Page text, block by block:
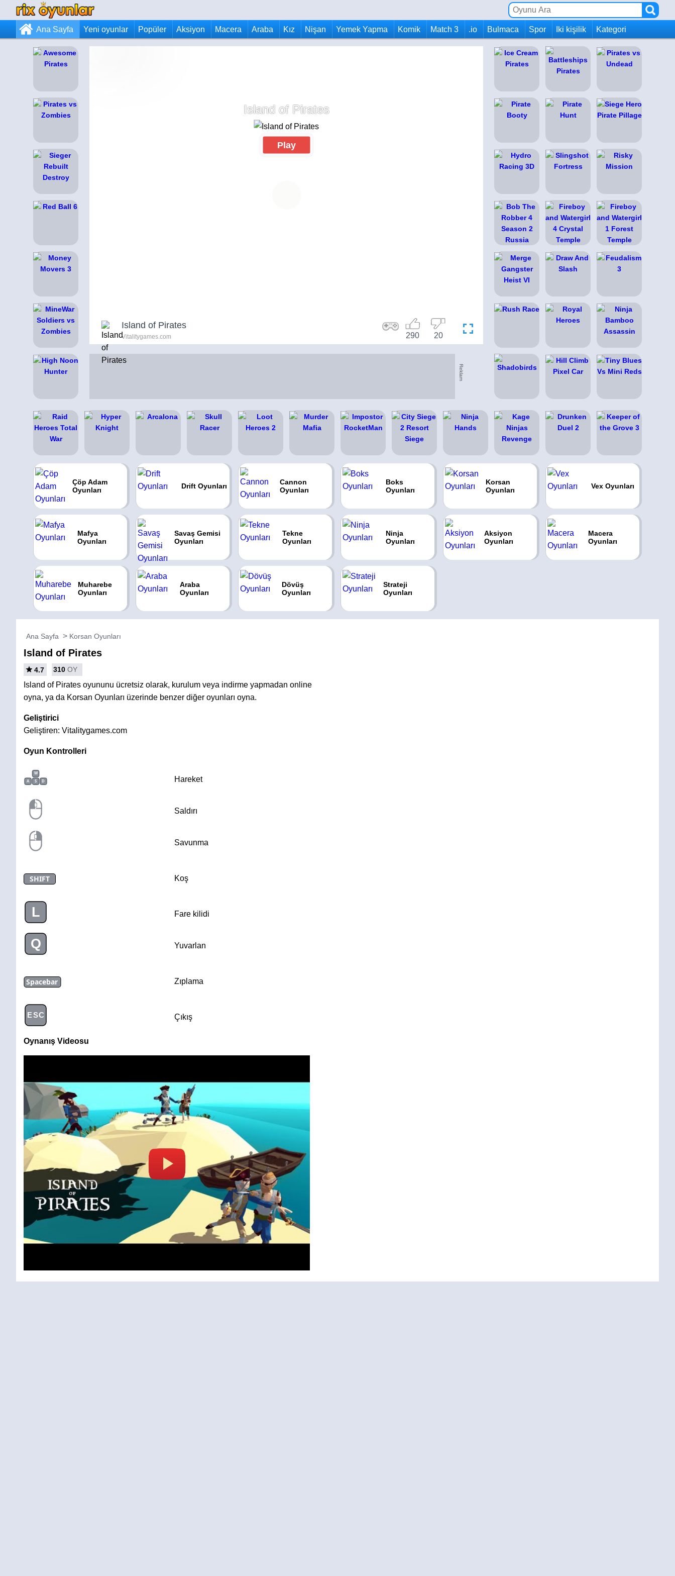
Ana Sayfa Yeni oyunlar Popüler Aksiyon Macera Araba Kız Nişan Yemek Yapma Komik Match 3 .io Bulmaca Spor Iki kişilik Kategori
Island of Pirates
Play
Island of Pirates
Vitalitygames.com 20
290
Reklam
Çöp Adam
Oyunları
Drift Oyunları
Cannon
Oyunları
Boks
Oyunları
Korsan
Oyunları
Vex Oyunları
Mafya
Oyunları
Savaş Gemisi
Oyunları
Tekne
Oyunları
Ninja
Oyunları
Aksiyon
Oyunları
Macera
Oyunları
Muharebe
Oyunları
Araba
Oyunları
Dövüş
Oyunları
Strateji
Oyunları
Ana Sayfa Korsan Oyunları
Island of Pirates
4.7 310 OY
Island of Pirates oyununu ücretsiz olarak, kurulum veya indirme yapmadan online
oyna, ya da Korsan Oyunları üzerinde benzer diğer oyunları oyna.
Geliştirici
Geliştiren: Vitalitygames.com
Oyun Kontrolleri
W
A
S D Hareket
Saldırı
Savunma
SHIFT Koş
L Fare kilidi
Q Yuvarlan
Spacebar Zıplama
ESC Çıkış
Oynanış Videosu